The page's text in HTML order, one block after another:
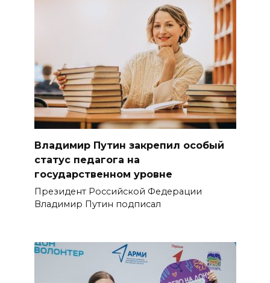
Владимир Путин закрепил особый
статус педагога на
государственном уровне
Президент Российской Федерации
Владимир Путин подписал